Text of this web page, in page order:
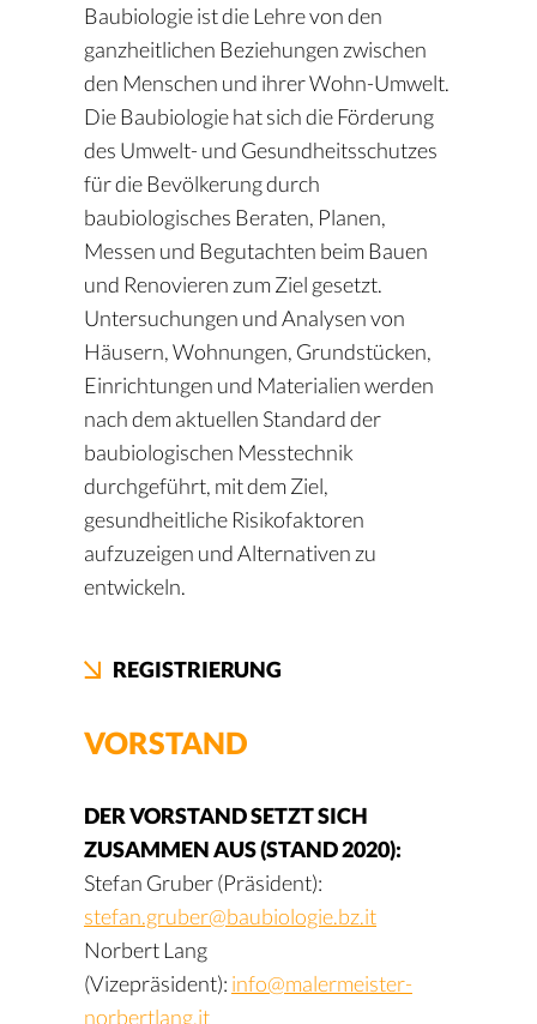
Baubiologie ist die Lehre von den
ganzheitlichen Beziehungen zwischen
den Menschen und ihrer Wohn-Umwelt.
Die Baubiologie hat sich die Förderung
des Umwelt- und Gesundheitsschutzes
für die Bevölkerung durch
baubiologisches Beraten, Planen,
Messen und Begutachten beim Bauen
und Renovieren zum Ziel gesetzt.
Untersuchungen und Analysen von
Häusern, Wohnungen, Grundstücken,
Einrichtungen und Materialien werden
nach dem aktuellen Standard der
baubiologischen Messtechnik
durchgeführt, mit dem Ziel,
gesundheitliche Risikofaktoren
aufzuzeigen und Alternativen zu
entwickeln.
REGISTRIERUNG
VORSTAND
DER VORSTAND SETZT SICH
ZUSAMMEN AUS (STAND 2020):
Stefan Gruber (Präsident):
stefan.gruber@baubiologie.bz.it
Norbert Lang
(Vizepräsident): info@malermeister-
norbertlang.it